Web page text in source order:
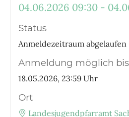
04.06.2026 09:30 -
Status
Anmeldezeitraum abgelaufen
Anmeldung möglich bis
18.05.2026, 23:59 Uhr
Ort
Landesjugendpfarramt